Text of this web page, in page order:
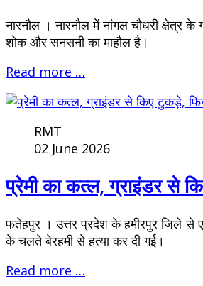
नारनाैल । नारनौल में नांगल चौधरी क्षेत्र
शोक और सनसनी का माहौल है।
Read more …
RMT
02 June 2026
प्रेमी का कत्ल, ग्राइंडर से
फतेहपुर । उत्तर प्रदेश के हमीरपुर जिले से
के चलते बेरहमी से हत्या कर दी गई।
Read more …